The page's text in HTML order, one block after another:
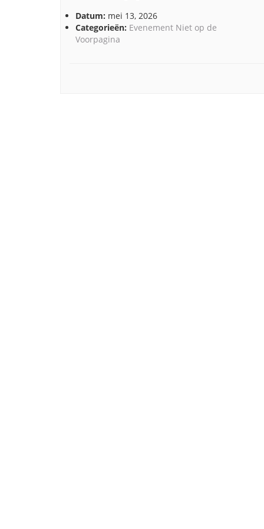
Datum: mei 13, 2026
Categorieën: Evenement Niet op de
Voorpagina